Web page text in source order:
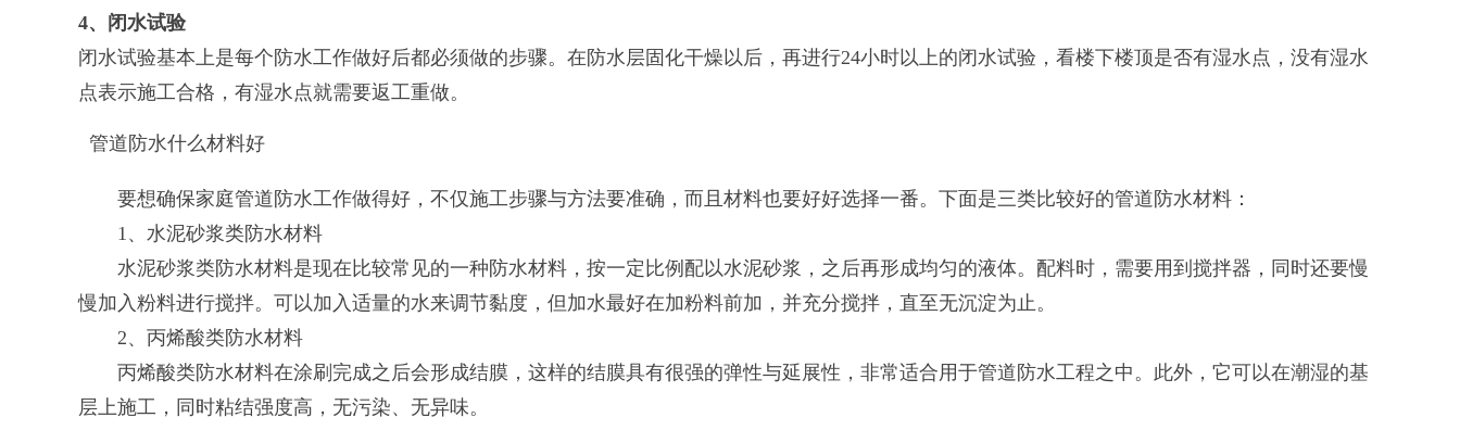
4、闭水试验
闭水试验基本上是每个防水工作做好后都必须做的步骤。在防水层固化干燥以后，再进行24小时以上的闭水试验，看楼下楼顶是否有湿水点，没有湿水
点表示施工合格，有湿水点就需要返工重做。
管道防水什么材料好
要想确保家庭管道防水工作做得好，不仅施工步骤与方法要准确，而且材料也要好好选择一番。下面是三类比较好的管道防水材料：
1、水泥砂浆类防水材料
水泥砂浆类防水材料是现在比较常见的一种防水材料，按一定比例配以水泥砂浆，之后再形成均匀的液体。配料时，需要用到搅拌器，同时还要慢
慢加入粉料进行搅拌。可以加入适量的水来调节黏度，但加水最好在加粉料前加，并充分搅拌，直至无沉淀为止。
2、丙烯酸类防水材料
丙烯酸类防水材料在涂刷完成之后会形成结膜，这样的结膜具有很强的弹性与延展性，非常适合用于管道防水工程之中。此外，它可以在潮湿的基
层上施工，同时粘结强度高，无污染、无异味。